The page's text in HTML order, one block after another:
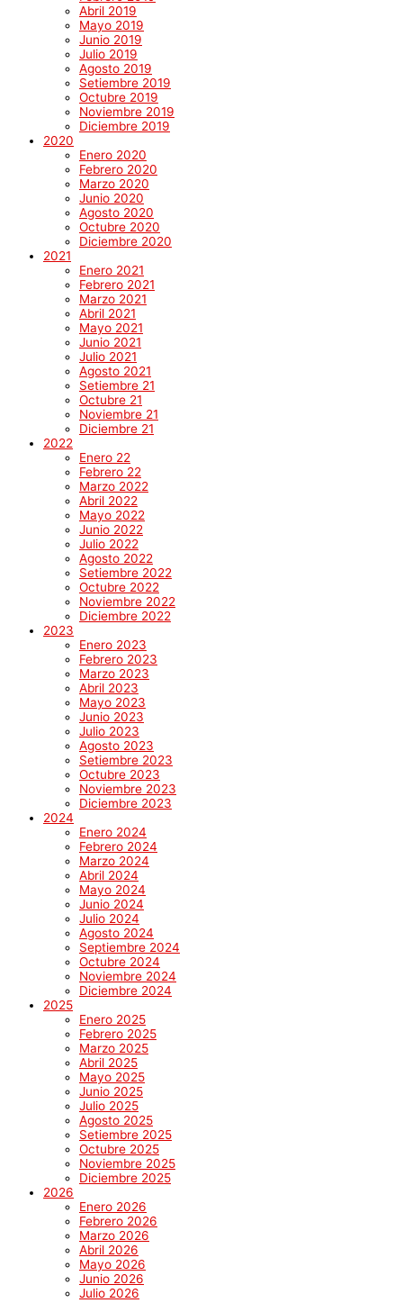
Abril 2019
Mayo 2019
Junio 2019
Julio 2019
Agosto 2019
Setiembre 2019
Octubre 2019
Noviembre 2019
Diciembre 2019
2020
Enero 2020
Febrero 2020
Marzo 2020
Junio 2020
Agosto 2020
Octubre 2020
Diciembre 2020
2021
Enero 2021
Febrero 2021
Marzo 2021
Abril 2021
Mayo 2021
Junio 2021
Julio 2021
Agosto 2021
Setiembre 21
Octubre 21
Noviembre 21
Diciembre 21
2022
Enero 22
Febrero 22
Marzo 2022
Abril 2022
Mayo 2022
Junio 2022
Julio 2022
Agosto 2022
Setiembre 2022
Octubre 2022
Noviembre 2022
Diciembre 2022
2023
Enero 2023
Febrero 2023
Marzo 2023
Abril 2023
Mayo 2023
Junio 2023
Julio 2023
Agosto 2023
Setiembre 2023
Octubre 2023
Noviembre 2023
Diciembre 2023
2024
Enero 2024
Febrero 2024
Marzo 2024
Abril 2024
Mayo 2024
Junio 2024
Julio 2024
Agosto 2024
Septiembre 2024
Octubre 2024
Noviembre 2024
Diciembre 2024
2025
Enero 2025
Febrero 2025
Marzo 2025
Abril 2025
Mayo 2025
Junio 2025
Julio 2025
Agosto 2025
Setiembre 2025
Octubre 2025
Noviembre 2025
Diciembre 2025
2026
Enero 2026
Febrero 2026
Marzo 2026
Abril 2026
Mayo 2026
Junio 2026
Julio 2026